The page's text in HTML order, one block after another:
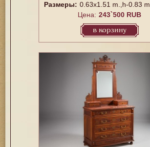
Размеры: 0.63x1.51 m.,h-0.83 m.
Цена: 243`500 RUB
в корзину